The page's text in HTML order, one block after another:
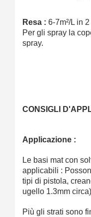
Resa : 6-7m²/L in
Per gli spray la
spray.
CONSIGLI
Applicazione :
Le basi mat con
applicabili :
tipi di pistola,
ugello 1.3mm circa)
Più gli strati sono